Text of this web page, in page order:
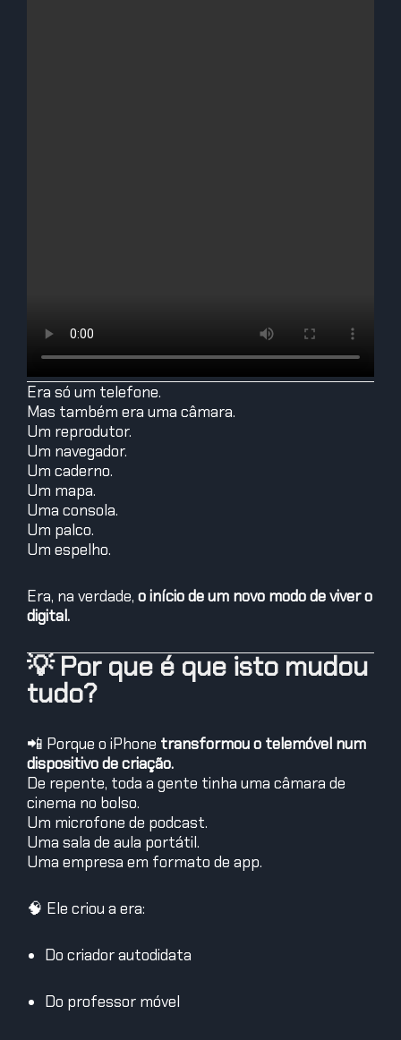
Era só um telefone.
Mas também era uma câmara.
Um reprodutor.
Um navegador.
Um caderno.
Um mapa.
Uma consola.
Um palco.
Um espelho.
Era, na verdade, o início de um novo modo de viver o
digital.
💡 Por que é que isto mudou
tudo?
📲 Porque o iPhone transformou o telemóvel num
dispositivo de criação.
De repente, toda a gente tinha uma câmara de
cinema no bolso.
Um microfone de podcast.
Uma sala de aula portátil.
Uma empresa em formato de app.
🧠 Ele criou a era:
Do criador autodidata
Do professor móvel